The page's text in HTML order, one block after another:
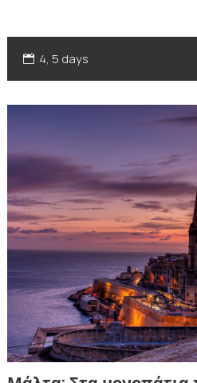
4, 5 days